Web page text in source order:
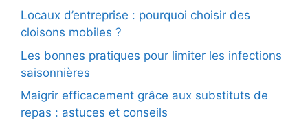
Locaux d’entreprise : pourquoi choisir des
cloisons mobiles ?
Les bonnes pratiques pour limiter les infections
saisonnières
Maigrir efficacement grâce aux substituts de
repas : astuces et conseils